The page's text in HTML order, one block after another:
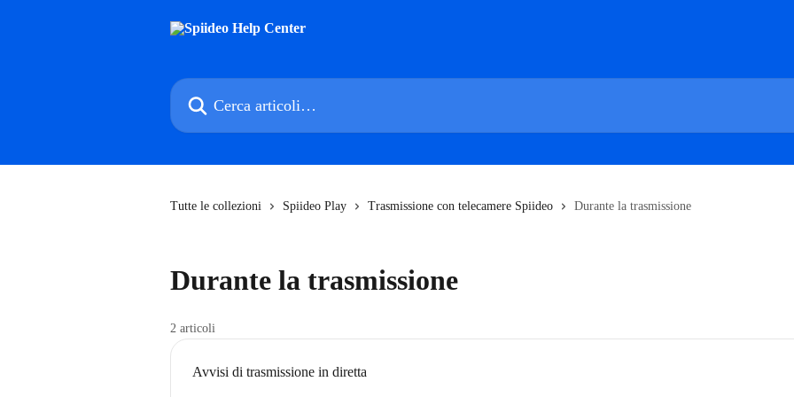
Cerca articoli…
Tutte le collezioni Spiideo Play Trasmissione con telecamere Spiideo Durante la trasmissione
Durante la trasmissione
2 articoli
Avvisi di trasmissione in diretta